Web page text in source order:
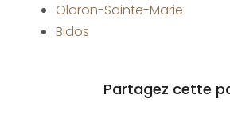
Oloron-Sainte-Marie
Bidos